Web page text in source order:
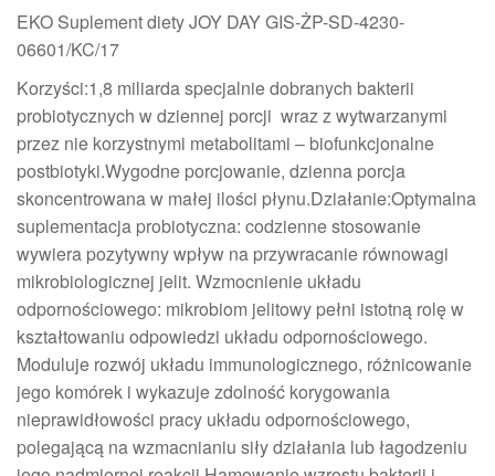
EKO Suplement diety JOY DAY GIS-ŻP-SD-4230-
06601/KC/17
Korzyści:1,8 miliarda specjalnie dobranych bakterii
probiotycznych w dziennej porcji wraz z wytwarzanymi
przez nie korzystnymi metabolitami – biofunkcjonalne
postbiotyki.Wygodne porcjowanie, dzienna porcja
skoncentrowana w małej ilości płynu.Działanie:Optymalna
suplementacja probiotyczna: codzienne stosowanie
wywiera pozytywny wpływ na przywracanie równowagi
mikrobiologicznej jelit. Wzmocnienie układu
odpornościowego: mikrobiom jelitowy pełni istotną rolę w
kształtowaniu odpowiedzi układu odpornościowego.
Moduluje rozwój układu immunologicznego, różnicowanie
jego komórek i wykazuje zdolność korygowania
nieprawidłowości pracy układu odpornościowego,
polegającą na wzmacnianiu siły działania lub łagodzeniu